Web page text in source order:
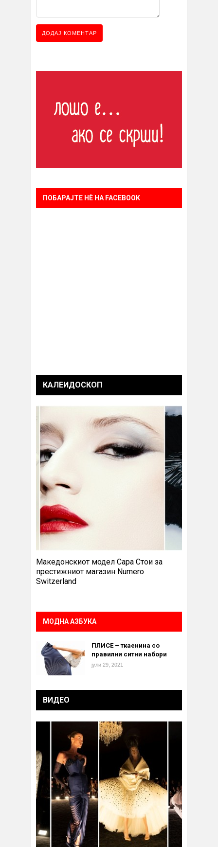
ПОБАРАЈТЕ НÈ НА FACEBOOK
КАЛЕИДОСКОП
Македонскиот модел Сара Стои за
престижниот магазин Numero
Switzerland
МОДНА АЗБУКА
ПЛИСЕ – ткаенина со
правилни ситни набори
јули 29, 2021
ВИДЕО